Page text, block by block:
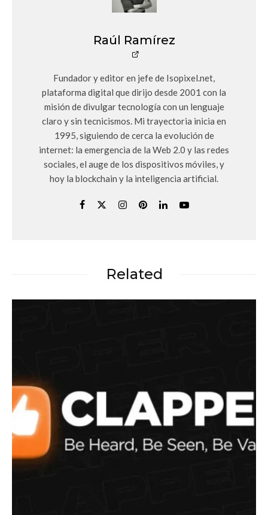
Raúl Ramírez
Fundador y editor en jefe de Isopixel.net,
plataforma digital que dirijo desde 2001 con la
misión de divulgar tecnología con un lenguaje
claro y sin tecnicismos. Mi trayectoria inicia en
1995, siguiendo de cerca la evolución de
internet: la emergencia de la Web 2.0 y las redes
sociales, el auge de los dispositivos móviles, y
hoy la blockchain y la inteligencia artificial.
Related